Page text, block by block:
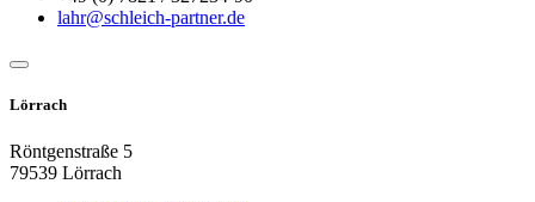
lahr@schleich-partner.de
Lörrach
Röntgenstraße 5
79539 Lörrach